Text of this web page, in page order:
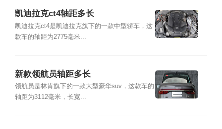
凯迪拉克ct4轴距多长
凯迪拉克ct4是凯迪拉克旗下的一款中型轿车，这
款车的轴距为2775毫米...
新款领航员轴距多长
领航员是林肯旗下的一款大型豪华suv，这款车的
轴距为3112毫米，长宽...